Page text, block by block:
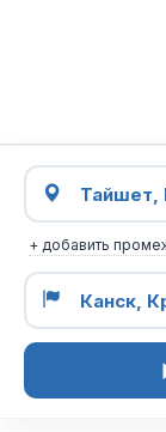
+ добавить